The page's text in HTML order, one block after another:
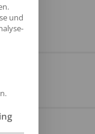
und
kann. Die